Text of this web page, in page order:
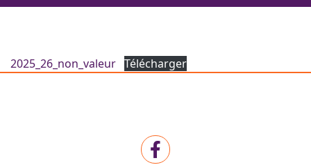
2025_26_non_valeur Télécharger